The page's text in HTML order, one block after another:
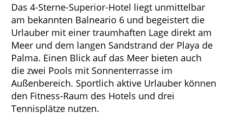
Das 4-Sterne-Superior-Hotel liegt unmittelbar
am bekannten Balneario 6 und begeistert die
Urlauber mit einer traumhaften Lage direkt am
Meer und dem langen Sandstrand der Playa de
Palma. Einen Blick auf das Meer bieten auch
die zwei Pools mit Sonnenterrasse im
Außenbereich. Sportlich aktive Urlauber können
den Fitness-Raum des Hotels und drei
Tennisplätze nutzen.